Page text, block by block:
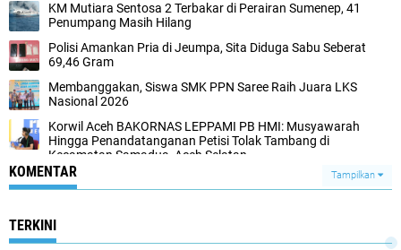
KM Mutiara Sentosa 2 Terbakar di Perairan Sumenep, 41
Penumpang Masih Hilang
Polisi Amankan Pria di Jeumpa, Sita Diduga Sabu Seberat
69,46 Gram
Membanggakan, Siswa SMK PPN Saree Raih Juara LKS
Nasional 2026
Korwil Aceh BAKORNAS LEPPAMI PB HMI: Musyawarah
Hingga Penandatanganan Petisi Tolak Tambang di
Kecamatan Samadua, Aceh Selatan
KOMENTAR Tampilkan
TERKINI